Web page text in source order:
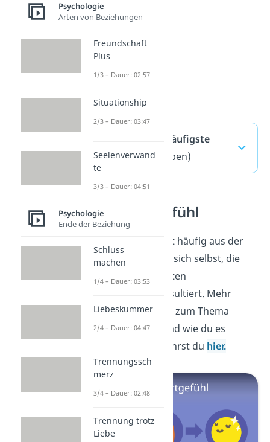
Eskapismus — häufigste
Fragen(ausklappen)
Selbstwertgefühl
entsteht häufig aus der
Unzufriedenheit mit sich selbst, die
aus einem verringerten
Selbstwertgefühl resultiert. Mehr
spannende Einblicke zum Thema
Selbstwertgefühl
und wie du es
stärken kannst, erfährst du hier.
Psychologie
Arten von Beziehungen
Freundschaft
Plus
1/3 – Dauer: 02:57
Situationship
2/3 – Dauer: 03:47
Seelenverwand
te
3/3 – Dauer: 04:51
Psychologie
Ende der Beziehung
Schluss
machen
1/4 – Dauer: 03:53
Liebeskummer
2/4 – Dauer: 04:47
Trennungssch
merz
3/4 – Dauer: 02:48
Trennung trotz
Liebe